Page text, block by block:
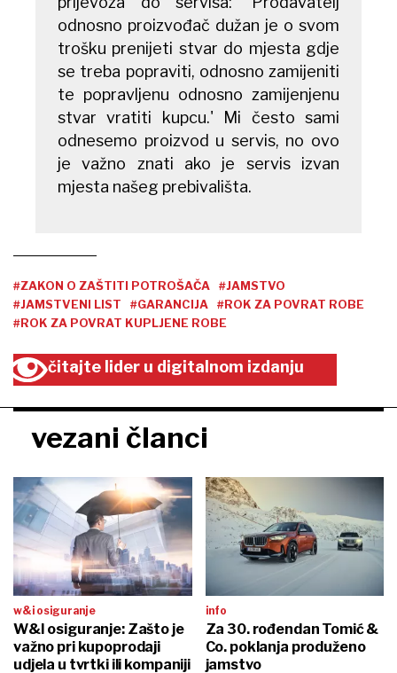
odnosno proizvođač dužan je o svom
trošku prenijeti stvar do mjesta gdje
se treba popraviti, odnosno zamijeniti
te popravljenu odnosno zamijenjenu
stvar vratiti kupcu.' Mi često sami
odnesemo proizvod u servis, no ovo
je važno znati ako je servis izvan
mjesta našeg prebivališta.
#ZAKON O ZAŠTITI POTROŠAČA
#JAMSTVO
#JAMSTVENI LIST
#GARANCIJA
#ROK ZA POVRAT ROBE
#ROK ZA POVRAT KUPLJENE ROBE
čitajte lider u digitalnom izdanju
vezani članci
w&i osiguranje
W&I osiguranje: Zašto je
važno pri kupoprodaji
udjela u tvrtki ili kompaniji
info
Za 30. rođendan Tomić &
Co. poklanja produženo
jamstvo